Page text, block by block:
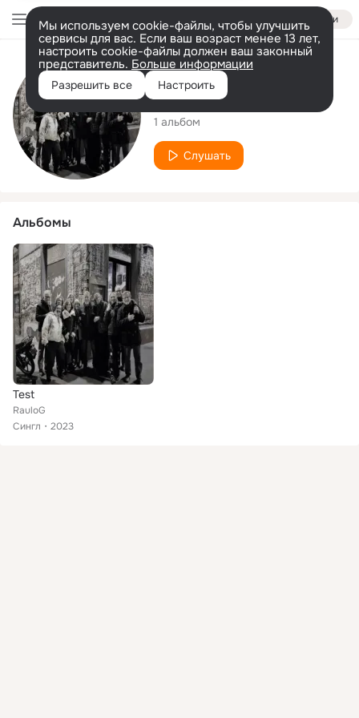
Войти
Мы используем cookie-файлы, чтобы улучшить
сервисы для вас. Если ваш возраст менее 13 лет,
настроить cookie-файлы должен ваш законный
представитель. Больше информации
Разрешить все Настроить
Исполнитель
RauloG
1 альбом
Слушать
Альбомы
Test
RauloG
Сингл
2023